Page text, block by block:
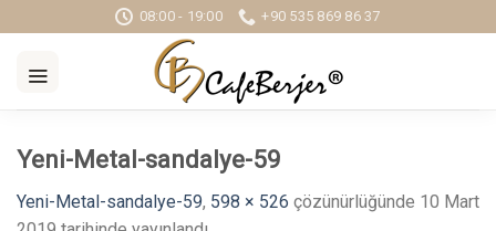
to
content
08:00 - 19:00 +90 535 869 86 37
Yeni-Metal-sandalye-59
Yeni-Metal-sandalye-59, 598 × 526 çözünürlüğünde 10 Mart